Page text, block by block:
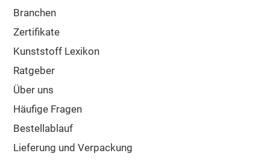
Branchen
Zertifikate
Kunststoff Lexikon
Ratgeber
Über uns
Häufige Fragen
Bestellablauf
Lieferung und Verpackung